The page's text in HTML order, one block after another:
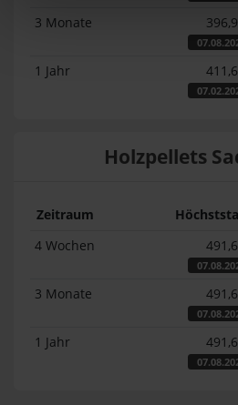
3 Monate
1 Jahr
Holzpellets
Zeitraum
4 Wochen
3 Monate
1 Jahr